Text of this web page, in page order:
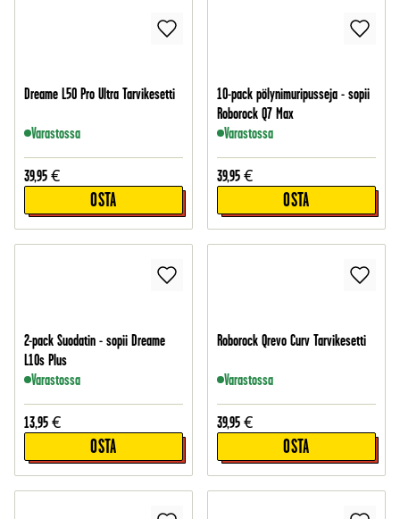
Dreame L50 Pro Ultra Tarvikesetti
Varastossa
39,95 €
OSTA
10-pack pölynimuripusseja - sopii
Roborock Q7 Max
Varastossa
39,95 €
OSTA
2-pack Suodatin - sopii Dreame
L10s Plus
Varastossa
13,95 €
OSTA
Roborock Qrevo Curv Tarvikesetti
Varastossa
39,95 €
OSTA